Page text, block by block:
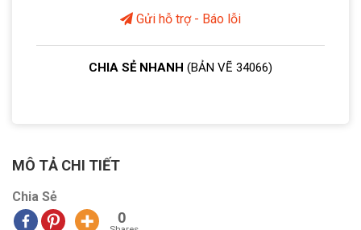
Gửi hỗ trợ - Báo lỗi
CHIA SẺ NHANH (BẢN VẼ 34066)
MÔ TẢ CHI TIẾT
Chia Sẻ
0